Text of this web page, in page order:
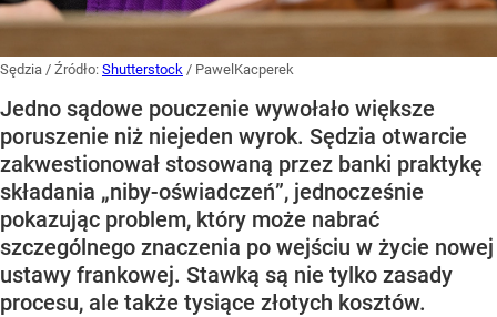
Sędzia / Źródło: Shutterstock / PawelKacperek
Jedno sądowe pouczenie wywołało większe
poruszenie niż niejeden wyrok. Sędzia otwarcie
zakwestionował stosowaną przez banki praktykę
składania „niby-oświadczeń”, jednocześnie
pokazując problem, który może nabrać
szczególnego znaczenia po wejściu w życie nowej
ustawy frankowej. Stawką są nie tylko zasady
procesu, ale także tysiące złotych kosztów.